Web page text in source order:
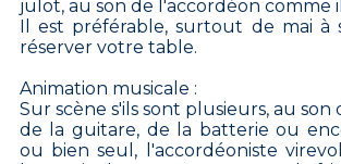
julot, au son de l'accordéon comme
Il est préférable, surtout de mai à
réserver votre table.
Animation musicale :
Sur scène s'ils sont plusieurs, au son
de la guitare, de la batterie ou
ou bien seul, l'accordéoniste